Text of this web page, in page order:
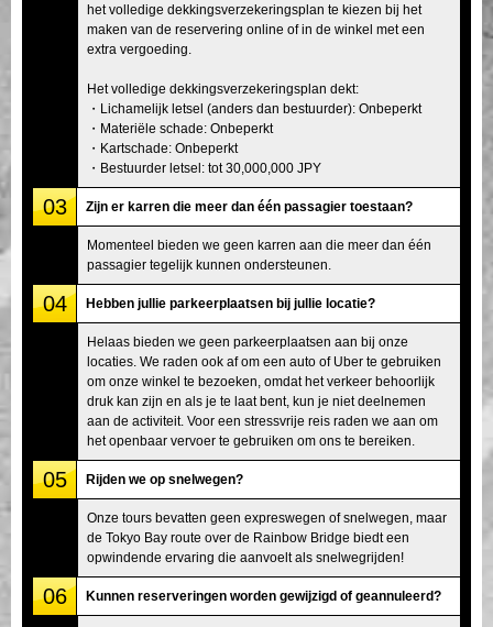
het volledige dekkingsverzekeringsplan te kiezen bij het
maken van de reservering online of in de winkel met een
extra vergoeding.
Het volledige dekkingsverzekeringsplan dekt:
・Lichamelijk letsel (anders dan bestuurder): Onbeperkt
・Materiële schade: Onbeperkt
・Kartschade: Onbeperkt
・Bestuurder letsel: tot 30,000,000 JPY
03 Zijn er karren die meer dan één passagier toestaan?
Momenteel bieden we geen karren aan die meer dan één
passagier tegelijk kunnen ondersteunen.
04 Hebben jullie parkeerplaatsen bij jullie locatie?
Helaas bieden we geen parkeerplaatsen aan bij onze
locaties. We raden ook af om een auto of Uber te gebruiken
om onze winkel te bezoeken, omdat het verkeer behoorlijk
druk kan zijn en als je te laat bent, kun je niet deelnemen
aan de activiteit. Voor een stressvrije reis raden we aan om
het openbaar vervoer te gebruiken om ons te bereiken.
05 Rijden we op snelwegen?
Onze tours bevatten geen expreswegen of snelwegen, maar
de Tokyo Bay route over de Rainbow Bridge biedt een
opwindende ervaring die aanvoelt als snelwegrijden!
06 Kunnen reserveringen worden gewijzigd of geannuleerd?